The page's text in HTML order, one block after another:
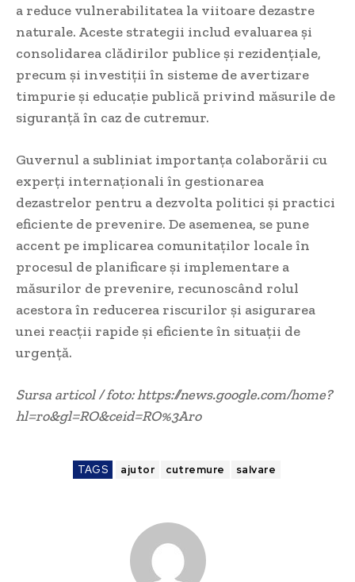
a reduce vulnerabilitatea la viitoare dezastre
naturale. Aceste strategii includ evaluarea și
consolidarea clădirilor publice și rezidențiale,
precum și investiții în sisteme de avertizare
timpurie și educație publică privind măsurile de
siguranță în caz de cutremur.
Guvernul a subliniat importanța colaborării cu
experți internaționali în gestionarea
dezastrelor pentru a dezvolta politici și practici
eficiente de prevenire. De asemenea, se pune
accent pe implicarea comunitaților locale în
procesul de planificare și implementare a
măsurilor de prevenire, recunoscând rolul
acestora în reducerea riscurilor și asigurarea
unei reacții rapide și eficiente în situații de
urgență.
Sursa articol / foto: https://news.google.com/home?
hl=ro&gl=RO&ceid=RO%3Aro
TAGS ajutor cutremure salvare